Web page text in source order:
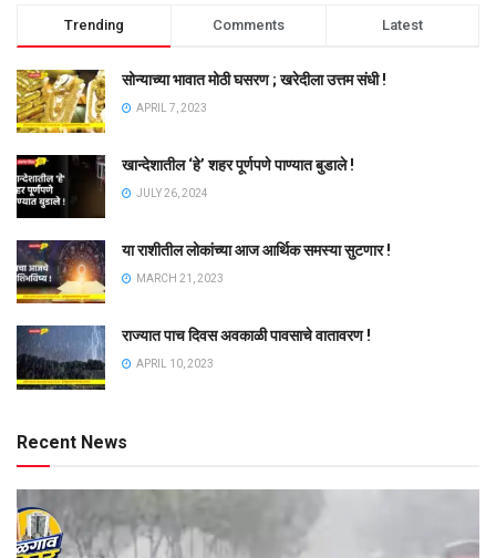
Trending Comments Latest
सोन्याच्या भावात मोठी घसरण ; खरेदीला उत्तम संधी !
APRIL 7, 2023
खान्देशातील ‘हे’ शहर पूर्णपणे पाण्यात बुडाले !
JULY 26, 2024
या राशीतील लोकांच्या आज आर्थिक समस्या सुटणार !
MARCH 21, 2023
राज्यात पाच दिवस अवकाळी पावसाचे वातावरण !
APRIL 10, 2023
Recent News